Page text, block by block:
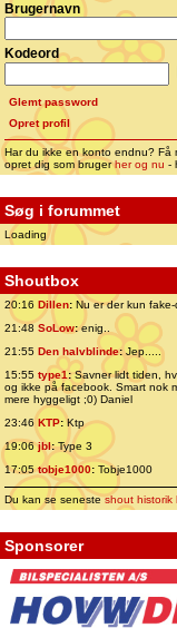
Brugernavn
Kodeord
Glemt password
Opret profil
Har du ikke en konto endnu? Få
opret dig som brugerher og nu -
Søg i forummet
Loading
Shoutbox
20:16 Dillen: Nu er der kun
21:48 SoLow:enig..
21:55 Den halvblinde:Jep.....
15:55 type1:Savner lidt tiden,
og ikke på facebook. Smart nok
mere hyggeligt ;0) Daniel
23:46 KTP:Ktp
19:06jbl:Type 3
17:05tobje1000: Tobje1000
Du kan se senesteshout historik
Sponsorer